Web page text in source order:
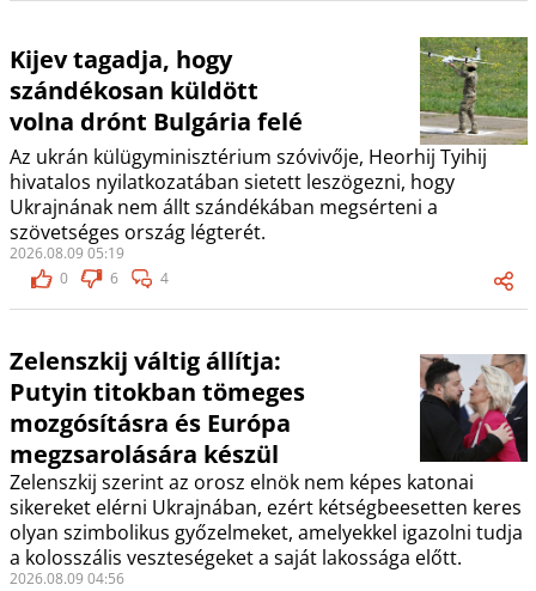
Kijev tagadja, hogy
szándékosan küldött
volna drónt Bulgária felé
Az ukrán külügyminisztérium szóvivője, Heorhij Tyihij
hivatalos nyilatkozatában sietett leszögezni, hogy
Ukrajnának nem állt szándékában megsérteni a
szövetséges ország légterét.
2026.08.09 05:19
0
6 4
Zelenszkij váltig állítja:
Putyin titokban tömeges
mozgósításra és Európa
megzsarolására készül
Zelenszkij szerint az orosz elnök nem képes katonai
sikereket elérni Ukrajnában, ezért kétségbeesetten keres
olyan szimbolikus győzelmeket, amelyekkel igazolni tudja
a kolosszális veszteségeket a saját lakossága előtt.
2026.08.09 04:56